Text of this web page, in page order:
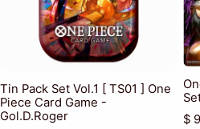
Tin Pack Set Vol.1 [ TS01 ] One
Piece Card Game -
Gol.D.Roger
$